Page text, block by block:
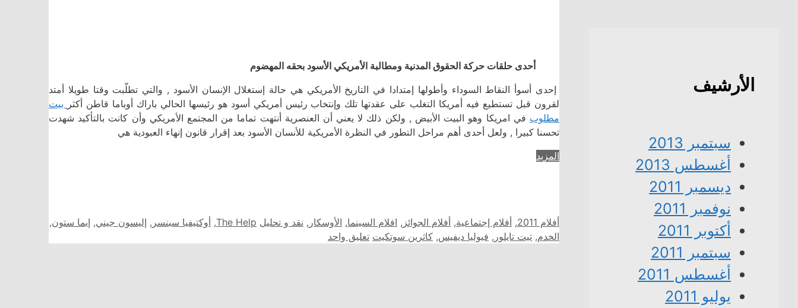
أحدى حلقات حركة الحقوق المدنية ومطالبة الأمريكي الأسود بحقه المهضوم
إحدى أسوأ النقاط السوداء وأطولها إمتدادا في التاريخ الأمريكي هي حالة إستغلال الإنسان الأسود , والتي تطلّبت وقتا طويلا أمتد
لقرون قبل تستطيع فيه أمريكا التغلب على عقدتها تلك وإنتخاب رئيس أمريكي أسود هو رئيسها الحالي باراك أوباما قاطن أكثر بيت
مطلوب في امريكا وهو البيت الأبيض , ولكن ذلك لا يعني أن العنصرية أنتهت تماما من المجتمع الأمريكي وأن كانت بالتأكيد شهدت
تحسنا كبيرا , ولعل أحدى أهم مراحل التطور في النظرة الأمريكية للأنسان الأسود بعد إقرار قانون إنهاء العبودية هي
المزيد
التصنيفات
أفلام 2011 , أفلام إجتماعية, أفلام الجوائز , افلام السينما, الأوسكار , نقد و تحليل الوسوم
The Help
, أوكتيفيا سبنسر , إليسون جيني, إيما ستون,
الخدم, تيت تايلور , فيوليا ديفيس, كاثرين سوتكيت تعليق واحد
الأرشيف
سبتمبر 2013
أغسطس 2013
ديسمبر 2011
نوفمبر 2011
أكتوبر 2011
سبتمبر 2011
أغسطس 2011
يوليو 2011